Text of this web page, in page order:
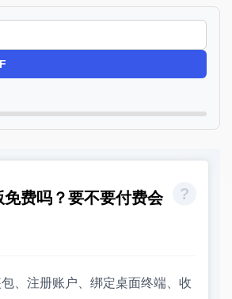
费吗？要不要付费会
、注册账户、绑定桌面终端、收